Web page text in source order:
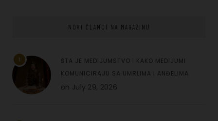
NOVI ČLANCI NA MAGAZINU
1
ŠTA JE MEDIJUMSTVO I KAKO MEDIJUMI
KOMUNICIRAJU SA UMRLIMA I ANĐELIMA
on July 29, 2026